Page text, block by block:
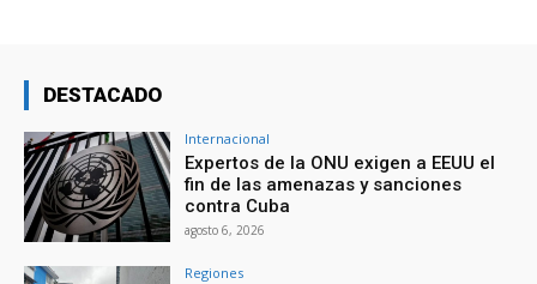
DESTACADO
Internacional
Expertos de la ONU exigen a EEUU el
fin de las amenazas y sanciones
contra Cuba
agosto 6, 2026
Regiones